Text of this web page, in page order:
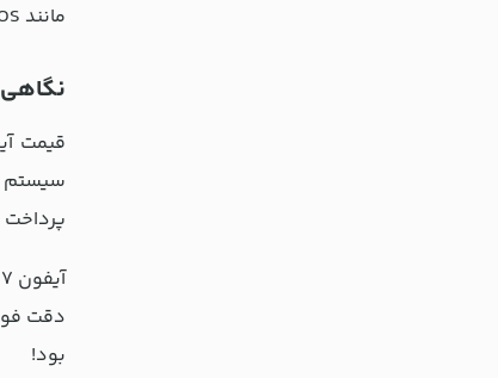
مانند SOS اضطراری از طریق ماهواره و تشخیص تصادف، ایمنی را در هر شرایطی تضمین می‌کنند.
نگاهی
پرداخت
دقت
بود!